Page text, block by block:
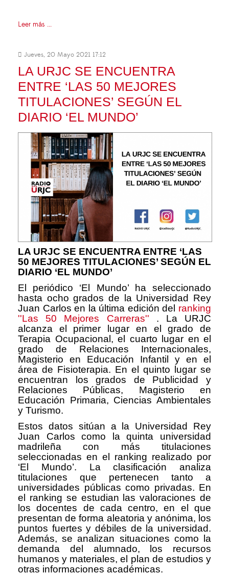
Leer más ...
Jueves, 20 Mayo 2021 17:12
LA URJC SE ENCUENTRA
ENTRE ‘LAS 50 MEJORES
TITULACIONES’ SEGÚN EL
DIARIO ‘EL MUNDO’
LA URJC SE ENCUENTRA ENTRE ‘LAS
50 MEJORES TITULACIONES’ SEGÚN EL
DIARIO ‘EL MUNDO’
El periódico ‘El Mundo’ ha seleccionado
hasta ocho grados de la Universidad Rey
Juan Carlos en la última edición del ranking
''Las 50 Mejores Carreras'' . La URJC
alcanza el primer lugar en el grado de
Terapia Ocupacional, el cuarto lugar en el
grado de Relaciones Internacionales,
Magisterio en Educación Infantil y en el
área de Fisioterapia. En el quinto lugar se
encuentran los grados de Publicidad y
Relaciones Públicas, Magisterio en
Educación Primaria, Ciencias Ambientales
y Turismo.
Estos datos sitúan a la Universidad Rey
Juan Carlos como la quinta universidad
madrileña con más titulaciones
seleccionadas en el ranking realizado por
‘El Mundo’. La clasificación analiza
titulaciones que pertenecen tanto a
universidades públicas como privadas. En
el ranking se estudian las valoraciones de
los docentes de cada centro, en el que
presentan de forma aleatoria y anónima, los
puntos fuertes y débiles de la universidad.
Además, se analizan situaciones como la
demanda del alumnado, los recursos
humanos y materiales, el plan de estudios y
otras informaciones académicas.